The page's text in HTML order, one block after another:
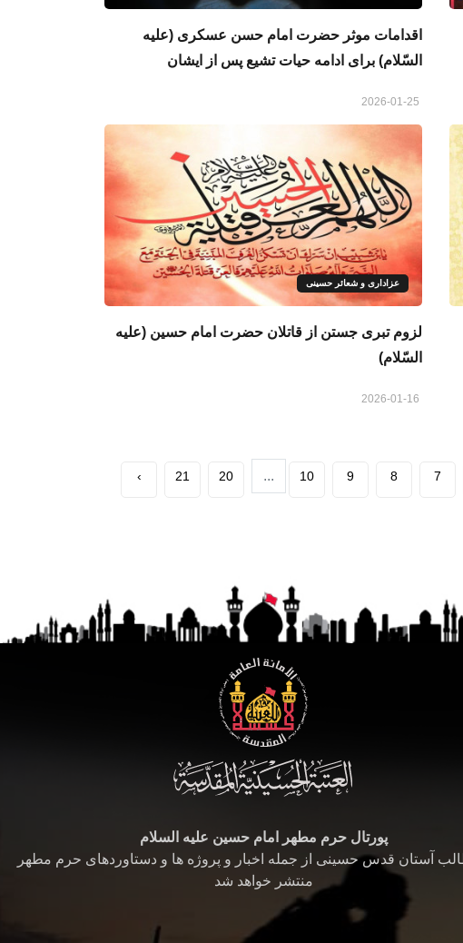
اقدامات موثر حضرت امام حسن عسکری (علیه
السّلام) برای ادامه حیات تشیع پس از ایشان
عزاداری و شعائر حسینی
لزوم تبری جستن از قاتلان حضرت امام حسین (علیه
السّلام)
7
8
9
10
...
20
21
›
پورتال حرم مطهر امام حسین علیه السلام
آستان قدس حسینی از جمله اخبار و پروژه ها و دستاوردهای حرم مطهر
منتشر خواهد شد